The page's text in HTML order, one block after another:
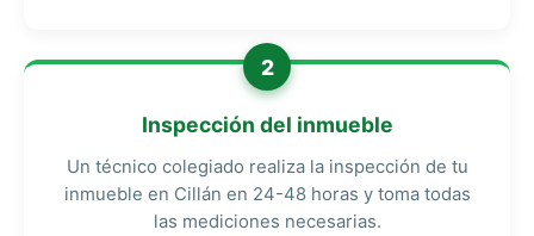
2
Inspección del inmueble
Un técnico colegiado realiza la inspección de tu
inmueble en Cillán en 24-48 horas y toma todas
las mediciones necesarias.